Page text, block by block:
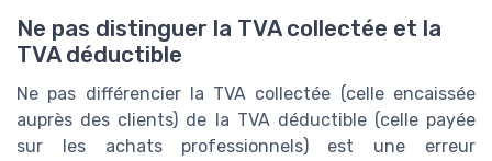
Ne pas distinguer la TVA collectée et la
TVA déductible
Ne pas différencier la TVA collectée (celle encaissée
auprès des clients) de la TVA déductible (celle payée
sur les achats professionnels) est une erreur